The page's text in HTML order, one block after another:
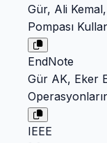
Gür, Ali
Pompası
EndNote
Gür AK, Eker
IEEE